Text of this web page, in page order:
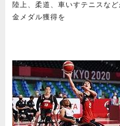
陸上、柔道、車いすテニスなど
金メダル獲得を